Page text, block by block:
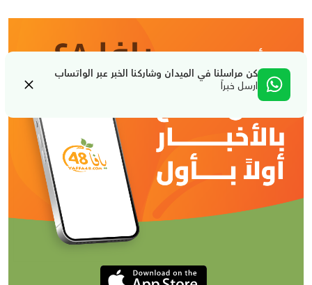
كن مراسلنا في الميدان وشاركنا الخبر عبر الواتساب
ارسل خبراً